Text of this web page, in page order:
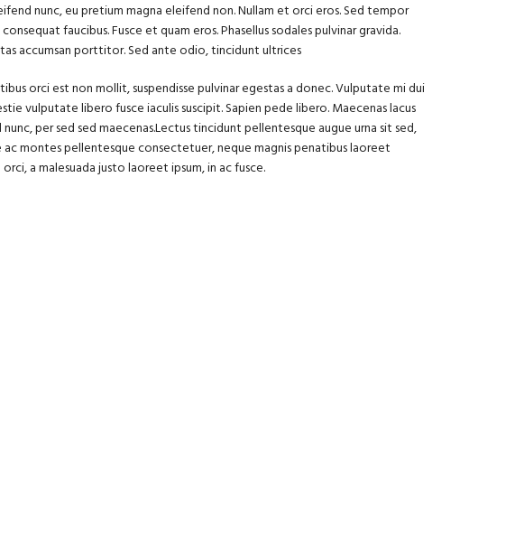
nunc, eu pretium magna eleifend non. Nullam et orci eros. Sed tempor
faucibus. Fusce et quam eros. Phasellus sodales pulvinar gravida.
accumsan porttitor. Sed ante odio, tincidunt ultrices
orci est non mollit, suspendisse pulvinar egestas a donec. Vulputate mi dui
vulputate libero fusce iaculis suscipit. Sapien pede libero. Maecenas lacus
per sed sed maecenas.Lectus tincidunt pellentesque augue urna sit sed,
ac montes pellentesque consectetuer, neque magnis penatibus laoreet
a malesuada justo laoreet ipsum, in ac fusce.